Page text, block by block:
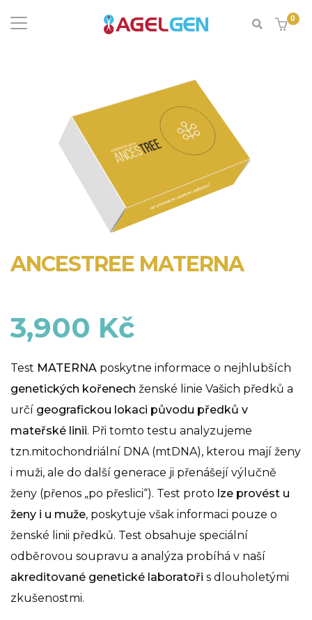
0
ANCESTREE MATERNA
3,900 Kč
Test MATERNA poskytne informace o nejhlubších
genetických kořenech ženské linie Vašich předků a
určí geografickou lokaci původu předků v
mateřské linii. Při tomto testu analyzujeme
tzn.mitochondriální DNA (mtDNA), kterou mají ženy
i muži, ale do další generace ji přenášejí výlučně
ženy (přenos „po přeslici“). Test proto lze provést u
ženy i u muže, poskytuje však informaci pouze o
ženské linii předků. Test obsahuje speciální
odběrovou soupravu a analýza probíhá v naší
akreditované genetické laboratoři s dlouholetými
zkušenostmi.